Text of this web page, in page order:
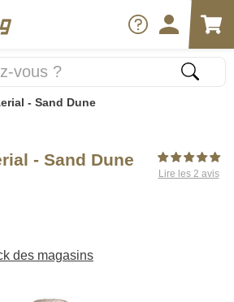
- Sand Dune
- Sand Dune
Lire les 2 avis
des magasins